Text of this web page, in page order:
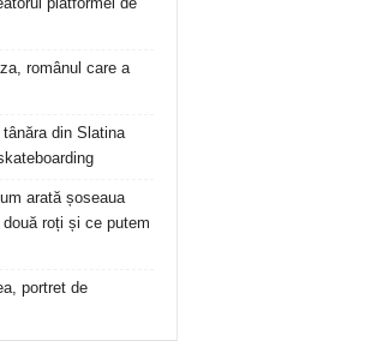
românul care a
din Slatina
arată șoseaua
roți și ce putem
portret de